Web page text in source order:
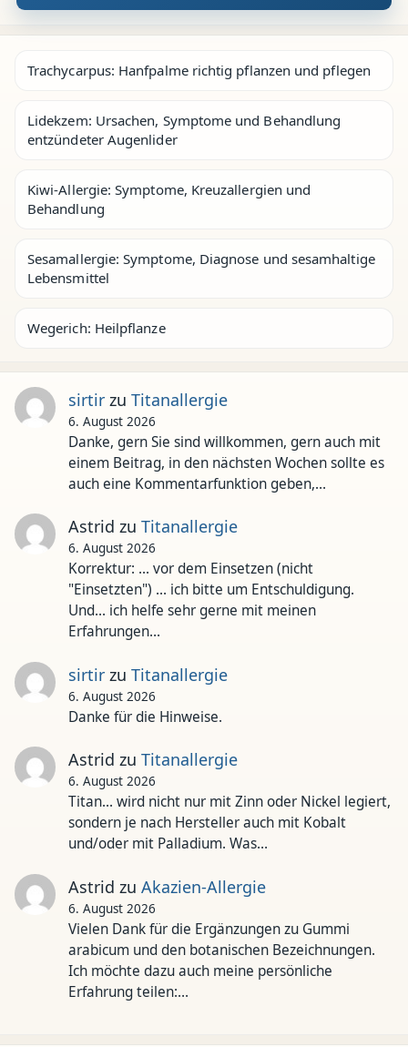
Trachycarpus: Hanfpalme richtig pflanzen und pflegen
Lidekzem: Ursachen, Symptome und Behandlung
entzündeter Augenlider
Kiwi-Allergie: Symptome, Kreuzallergien und
Behandlung
Sesamallergie: Symptome, Diagnose und sesamhaltige
Lebensmittel
Wegerich: Heilpflanze
sirtirzu Titanallergie
6. August 2026
Danke, gern Sie sind willkommen, gern auch mit
einem Beitrag, in den nächsten Wochen sollte es
auch eine Kommentarfunktion geben,…
Astrid zu Titanallergie
6. August 2026
Korrektur: ... vor dem Einsetzen (nicht
"Einsetzten") ... ich bitte um Entschuldigung.
Und... ich helfe sehr gerne mit meinen
Erfahrungen…
sirtirzu Titanallergie
6. August 2026
Danke für die Hinweise.
Astrid zu Titanallergie
6. August 2026
Titan... wird nicht nur mit Zinn oder Nickel legiert,
sondern je nach Hersteller auch mit Kobalt
und/oder mit Palladium. Was…
Astrid zu Akazien-Allergie
6. August 2026
Vielen Dank für die Ergänzungen zu Gummi
arabicum und den botanischen Bezeichnungen.
Ich möchte dazu auch meine persönliche
Erfahrung teilen:…